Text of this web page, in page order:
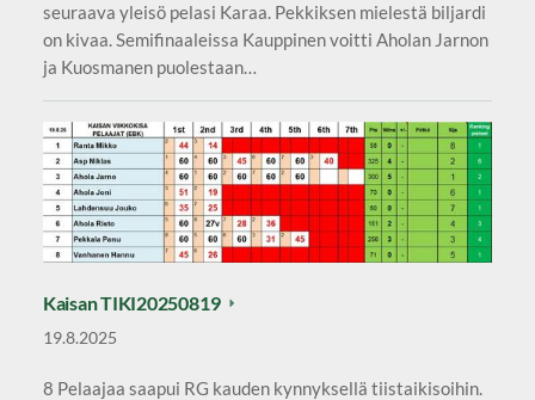
seuraava yleisö pelasi Karaa. Pekkiksen mielestä biljardi
on kivaa. Semifinaaleissa Kauppinen voitti Aholan Jarnon
ja Kuosmanen puolestaan…
Kaisan TIKI20250819
19.8.2025
8 Pelaajaa saapui RG kauden kynnyksellä tiistaikisoihin.